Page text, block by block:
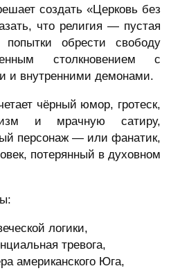
создать «Церковь без
что религия — пустая
обрести свободу
столкновением с
и внутренними демонами.
чёрный юмор, гротеск,
и мрачную сатиру,
персонаж — или фанатик,
потерянный в духовном
логики,
тревога,
американского Юга,